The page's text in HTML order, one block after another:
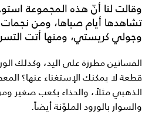
وقالت لنا أنّ هذه المجموعة
تشاهدها أيام صباها، ومن نجمات
وجولي كريستي، ومنها أتت
الفساتين مطرزة على اليد، وكذلك
قطعة لا يمكنك الإستغناء عنها؟
الذهبي مثلاً، والحذاء بكعب صغير
والسوار بالورود الملوّنة أيضاً.